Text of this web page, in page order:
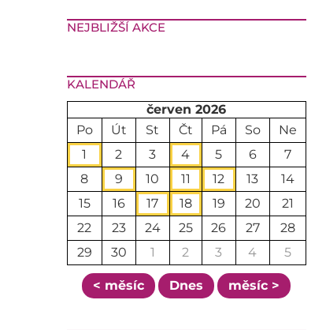
NEJBLIŽŠÍ AKCE
KALENDÁŘ
červen 2026
Po
Út St Čt Pá So
Ne
1
2 3 4 5 6
7
8
9 10 11 12 13
14
15
16 17 18 19 20
21
22
23 24 25 26 27
28
29
30 1 2 3 4 5
< měsíc Dnes měsíc >